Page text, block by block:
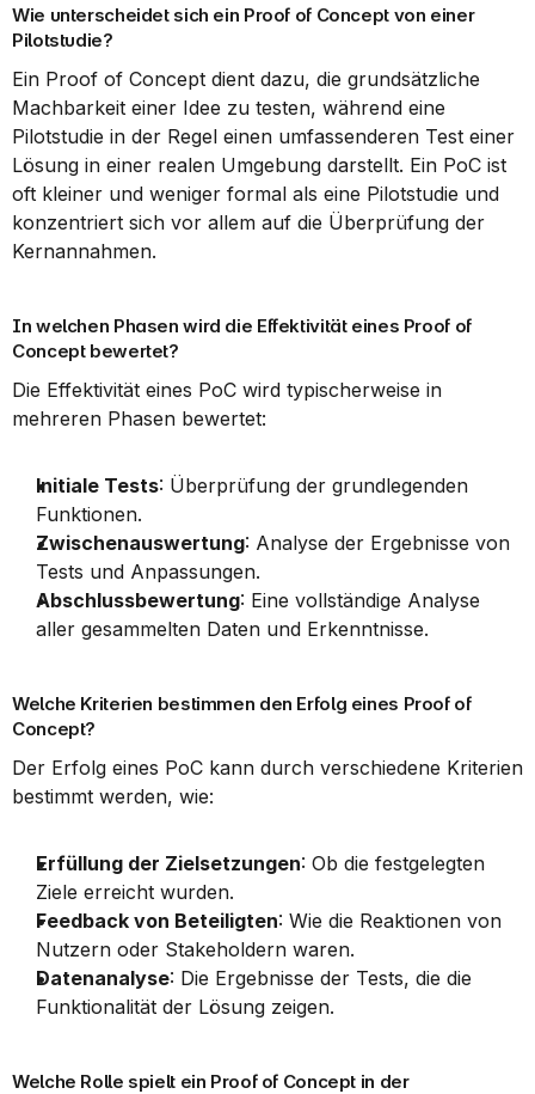
Wie unterscheidet sich ein Proof of Concept von einer
Pilotstudie?
Ein Proof of Concept dient dazu, die grundsätzliche
Machbarkeit einer Idee zu testen, während eine
Pilotstudie in der Regel einen umfassenderen Test einer
Lösung in einer realen Umgebung darstellt. Ein PoC ist
oft kleiner und weniger formal als eine Pilotstudie und
konzentriert sich vor allem auf die Überprüfung der
Kernannahmen.
In welchen Phasen wird die Effektivität eines Proof of
Concept bewertet?
Die Effektivität eines PoC wird typischerweise in
mehreren Phasen bewertet:
Initiale Tests: Überprüfung der grundlegenden
Funktionen.
Zwischenauswertung: Analyse der Ergebnisse von
Tests und Anpassungen.
Abschlussbewertung: Eine vollständige Analyse
aller gesammelten Daten und Erkenntnisse.
Welche Kriterien bestimmen den Erfolg eines Proof of
Concept?
Der Erfolg eines PoC kann durch verschiedene Kriterien
bestimmt werden, wie:
Erfüllung der Zielsetzungen: Ob die festgelegten
Ziele erreicht wurden.
Feedback von Beteiligten: Wie die Reaktionen von
Nutzern oder Stakeholdern waren.
Datenanalyse: Die Ergebnisse der Tests, die die
Funktionalität der Lösung zeigen.
Welche Rolle spielt ein Proof of Concept in der